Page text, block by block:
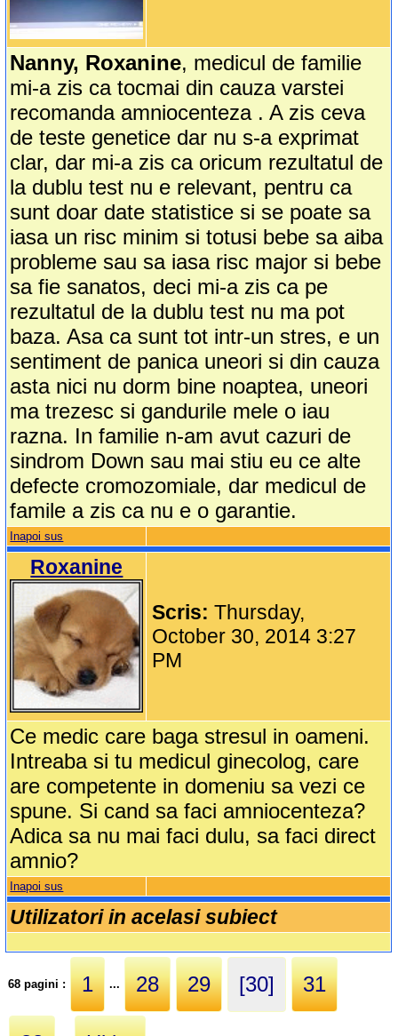
Nanny, Roxanine, medicul de familie
mi-a zis ca tocmai din cauza varstei
recomanda amniocenteza . A zis ceva
de teste genetice dar nu s-a exprimat
clar, dar mi-a zis ca oricum rezultatul de
la dublu test nu e relevant, pentru ca
sunt doar date statistice si se poate sa
iasa un risc minim si totusi bebe sa aiba
probleme sau sa iasa risc major si bebe
sa fie sanatos, deci mi-a zis ca pe
rezultatul de la dublu test nu ma pot
baza. Asa ca sunt tot intr-un stres, e un
sentiment de panica uneori si din cauza
asta nici nu dorm bine noaptea, uneori
ma trezesc si gandurile mele o iau
razna. In familie n-am avut cazuri de
sindrom Down sau mai stiu eu ce alte
defecte cromozomiale, dar medicul de
famile a zis ca nu e o garantie.
Inapoi sus
Roxanine
Scris:Thursday,
October 30, 2014 3:27
PM
Ce medic care baga stresul in oameni.
Intreaba si tu medicul ginecolog, care
are competente in domeniu sa vezi ce
spune. Si cand sa faci amniocenteza?
Adica sa nu mai faci dulu, sa faci direct
amnio?
Inapoi sus
Utilizatori in acelasi subiect
68 pagini : 1 ... 28 29 [30] 31